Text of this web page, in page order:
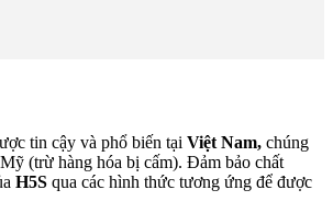
tin cậy và phổ biến tại Việt Nam, chúng
(trừ hàng hóa bị cấm). Đảm bảo chất
H5S qua các hình thức tương ứng để được